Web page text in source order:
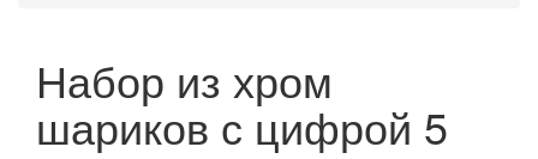
Набор из хром
шариков с цифрой 5